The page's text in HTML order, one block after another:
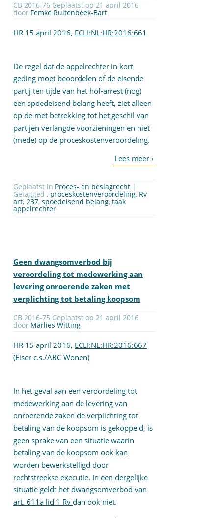
CB 2016-76 Geplaatst op 21 april 2016
door Femke Ruitenbeek-Bart
HR 15 april 2016, ECLI:NL:HR:2016:661
De regel dat de appelrechter in kort
geding moet beoordelen of de eisende
partij ten tijde van het hof-arrest (nog)
een spoedeisend belang heeft, ziet alleen
op de met betrekking tot het geschil van
partijen verlangde voorzieningen en niet
(mede) op de proceskostenveroordeling.
Geplaatst in Proces- en beslagrecht
Getagged , proceskostenveroordeling, Rv
art. 237, spoedeisend belang, taak
appelrechter
Geen dwangsomverbod bij
veroordeling tot medewerking aan
levering onroerende zaken met
verplichting tot betaling koopsom
CB 2016-75 Geplaatst op 21 april 2016
door Marlies Witting
HR 15 april 2016, ECLI:NL:HR:2016:667
(Eiser c.s./ABC Wonen)
In het geval aan een veroordeling tot
medewerking aan de levering van
onroerende zaken de verplichting tot
betaling van de koopsom is gekoppeld, is
geen sprake van een situatie waarin
betaling van de koopsom ook kan
worden bewerkstelligd door
rechtstreekse executie. In een dergelijke
situatie geldt het dwangsomverbod van
art. 611a lid 1 Rv dan ook niet.